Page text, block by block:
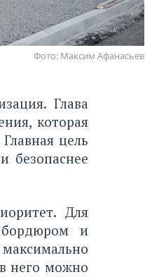
Фото: Максим Афанасьев
Глава
которая
цель
безопаснее
Для
бордюром и
него можно